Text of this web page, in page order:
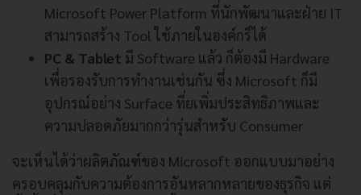
Microsoft Power Platform ที่นักพัฒนาและฝ่าย IT
สามารถสร้าง Tool ใช้ภายในองค์กร็ได้
PC & Tablet มี Software แล้ว ก็ต้องมี Hardware
เพื่อรองรับการทำงานเช่นกัน ซึ่ง Microsoft ก็มี
อุปกรณ์อย่าง Surface ที่ยเพิ่มประสิทธิภาพและ
ความปลอดภัยมากกว่ารุ่นสำหรับ Consumer
จะเห็นได้ว่าผลิตภัณฑ์ของ Microsoft ออกแบบมาอย่าง
ครอบคลุมกับความต้องการอันหลากหลายของธุรกิจ แต่